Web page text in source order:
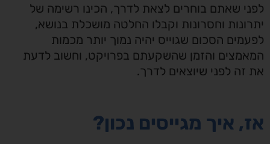
לפני שאתם בוחרים לצאת לדרך, הכינו רשימה של
יתרונות וחסרונות וקבלו החלטה מושכלת בנושא,
לפעמים הסכום שגוייס יהיה נמוך יותר מכמות
המאמצים והזמן שהשקעתם בפרויקט, וחשוב לדעת
את זה לפני שיוצאים לדרך.
אז, איך מגייסים נכון?